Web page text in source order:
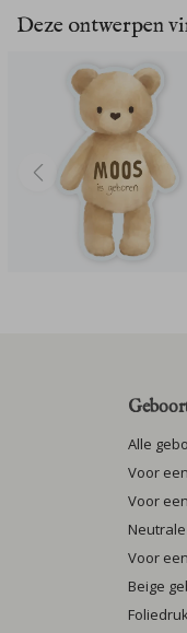
Deze ontwerpen
Alle
Voor
Voor
Voor
Beige